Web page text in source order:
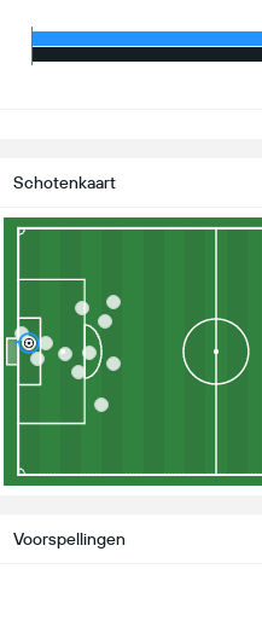
Schotenkaart
Voorspellingen